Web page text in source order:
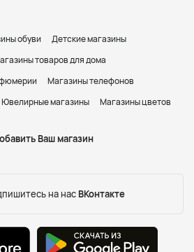
обуви
Детские магазины
товаров для дома
Магазины телефонов
Ювелирные магазины Магазины цветов
Ваш магазин
на нас ВКонтакте